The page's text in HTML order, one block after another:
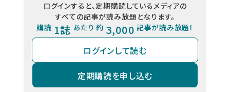
ログインすると、定期購読しているメディアの
すべての記事が読み放題となります。
購読 1誌 あたり 約 3,000 記事が読み放題！
ログインして読む
定期購読を申し込む